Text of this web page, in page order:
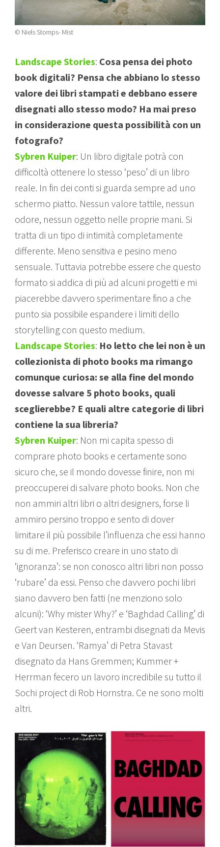
© Niels Stomps- Mist
Landscape Stories: Cosa pensa dei photo
book digitali? Pensa che abbiano lo stesso
valore dei libri stampati e debbano essere
disegnati allo stesso modo? Ha mai preso
in considerazione questa possibilità con un
fotografo?
Sybren Kuiper: Un libro digitale potrà con
difficoltà ottenere lo stesso ‘peso’ di un libro
reale. In fin dei conti si guarda sempre ad uno
schermo piatto. Nessun valore tattile, nessun
odore, nessun oggetto nelle proprie mani. Si
tratta di un tipo di intimità completamente
differente. Meno sensitiva e pesino meno
sensuale. Tuttavia potrebbe essere che questo
formato si addica di più ad alcuni progetti e mi
piacerebbe davvero sperimentare fino a che
punto sia possibile espandere i limiti dello
storytelling con questo medium.
Landscape Stories: Ho letto che lei non è un
collezionista di photo books ma rimango
comunque curiosa: se alla fine del mondo
dovesse salvare 5 photo books, quali
sceglierebbe? E quali altre categorie di libri
contiene la sua libreria?
Sybren Kuiper: Non mi capita spesso di
comprare photo books e certamente sono
sicuro che, se il mondo dovesse finire, non mi
preoccuperei di salvare photo books. Non che
non ammiri altri libri o altri designers, forse li
ammiro persino troppo e sento di dover
limitare il più possibile l’influenza che essi hanno
su di me. Preferisco creare in uno stato di
‘ignoranza’: se non conosco altri libri non posso
‘rubare’ da essi. Penso che davvero pochi libri
siano davvero ben fatti (ne menziono solo
alcuni): ‘Why mister Why?’ e ‘Baghdad Calling’ di
Geert van Kesteren, entrambi disegnati da Mevis
e Van Deursen. ‘Ramya’ di Petra Stavast
disegnato da Hans Gremmen; Kummer +
Herrman fecero un lavoro incredibile su tutto il
Sochi project di Rob Hornstra. Ce ne sono molti
altri.